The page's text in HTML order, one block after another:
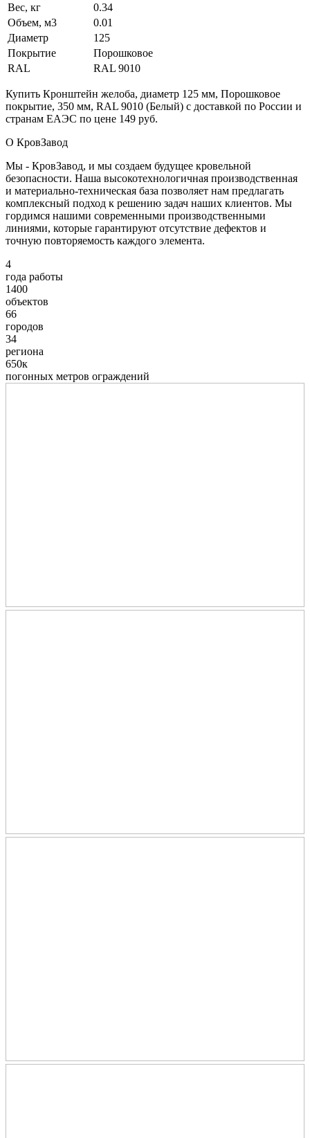
Вес, кг
0.34
Объем, м3
0.01
Диаметр
125
Покрытие
Порошковое
RAL
RAL 9010
Купить Кронштейн желоба, диаметр 125 мм, Порошковое
покрытие, 350 мм, RAL 9010 (Белый) с доставкой по России и
странам ЕАЭС по цене 149 руб.
О КровЗавод
Мы - КровЗавод, и мы создаем будущее кровельной
безопасности. Наша высокотехнологичная производственная
и материально-техническая база позволяет нам предлагать
комплексный подход к решению задач наших клиентов. Мы
гордимся нашими современными производственными
линиями, которые гарантируют отсутствие дефектов и
точную повторяемость каждого элемента.
4
года работы
1400
объектов
66
городов
34
региона
650к
погонных метров ограждений